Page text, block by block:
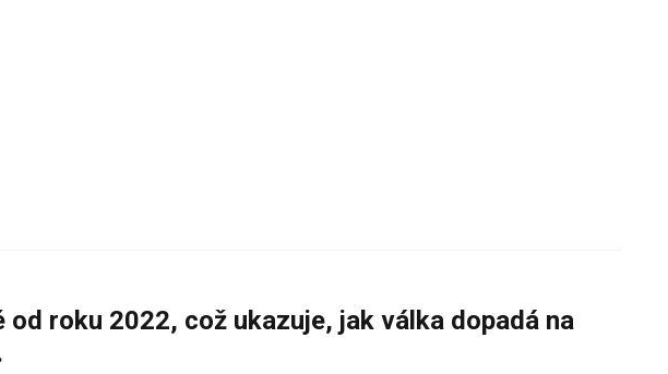
roku 2022, což ukazuje, jak válka dopadá na